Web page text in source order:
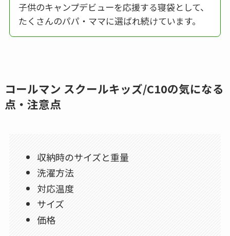
子供のキャンプデビューを応援する寝袋として、
たくさんのパパ・ママに選ばれ続けています。
コールマン スクールキッズ/C10の気になる
点・注意点
収納時のサイズと重量
洗濯方法
対応温度
サイズ
価格